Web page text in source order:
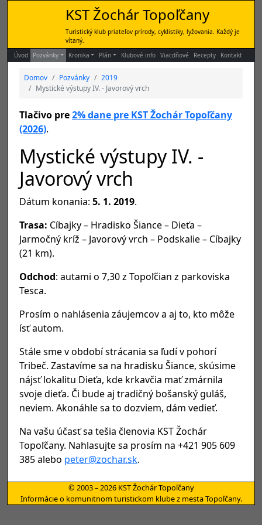
KST Žochár Topoľčany
Turistický klub priateľov prírody, cyklistiky, lyžovania. Každý je
vítaný.
Úvod
Pozvánky Kronika Plán Klubové info Viacdňové Recepty Kontakt
Domov Pozvánky
2019
Mystické výstupy IV. - Javorový vrch
Tlačivo pre2% dane pre KST Žochár Topoľčany
(2026).
Mystické výstupy IV. -
Javorový vrch
Dátum konania: 5. 1. 2019.
Trasa: Cíbajky – Hradisko Šiance – Dieťa –
Jarmočný kríž – Javorový vrch – Podskalie – Cíbajky
(21 km).
Odchod: autami o 7,30 z Topoľčian z parkoviska
Tesca.
Prosím o nahlásenia záujemcov a aj to, kto môže
ísť autom.
Stále sme v období strácania sa ľudí v pohorí
Tribeč. Zastavíme sa na hradisku Šiance, skúsime
nájsť lokalitu Dieťa, kde krkavčia mať zmárnila
svoje dieťa. Či bude aj tradičný bošanský guláš,
neviem. Akonáhle sa to dozviem, dám vedieť.
Na vašu účasť sa tešia členovia KST Žochár
Topoľčany. Nahlasujte sa prosím na +421 905 609
385 alebo peter@zochar.sk.
© 2003 – 2026 KST Žochár Topoľčany
Informácie o komunitnom turistickom klube z mesta Topoľčany.